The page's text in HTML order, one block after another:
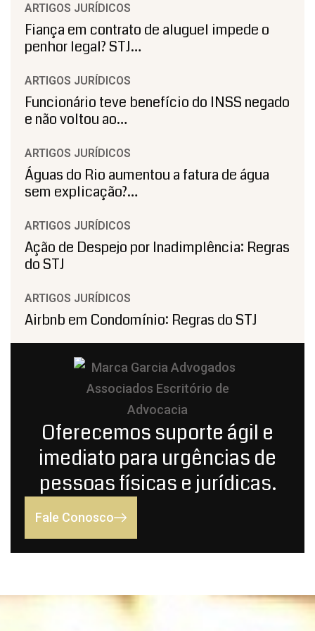
ARTIGOS JURÍDICOS
Fiança em contrato de aluguel impede o
penhor legal? STJ…
ARTIGOS JURÍDICOS
Funcionário teve benefício do INSS negado
e não voltou ao…
ARTIGOS JURÍDICOS
Águas do Rio aumentou a fatura de água
sem explicação?…
ARTIGOS JURÍDICOS
Ação de Despejo por Inadimplência: Regras
do STJ
ARTIGOS JURÍDICOS
Airbnb em Condomínio: Regras do STJ
Oferecemos suporte ágil e
imediato para urgências de
pessoas físicas e jurídicas.
Fale Conosco